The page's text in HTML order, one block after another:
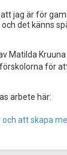
jag är för
det känns
Matilda
för
arbete här:
att skapa